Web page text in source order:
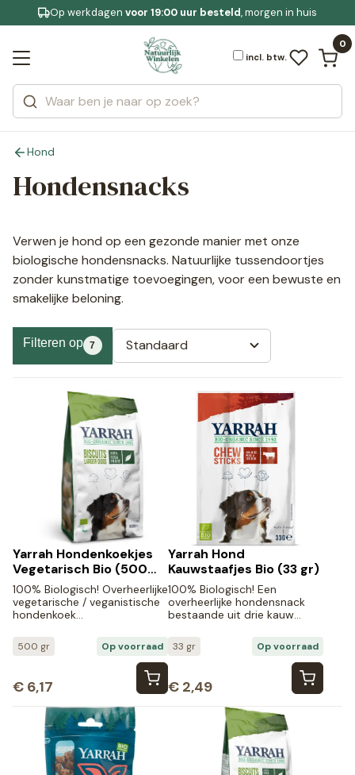
Jouw bewuste leefstijl
Op werkdagenvoor 19:00 uur besteld, morgen in huis
Gratis bezorgingvanaf € 59,99
incl. btw.
0
Zoeken
Categorieën
Merken
Bekijk alle resultaten
Hond
Hondensnacks
Verwen je hond op een gezonde manier met onze
biologische hondensnacks. Natuurlijke tussendoortjes
zonder kunstmatige toevoegingen, voor een bewuste en
smakelijke beloning.
Filteren op 7 Standaard
Yarrah Hondenkoekjes
Vegetarisch Bio (500
gr)
100% Biologisch! Overheerlijke
vegetarische / veganistische
hondenkoek…
500 gr Op voorraad
€ 6,17
Yarrah Hond
Kauwstaafjes Bio (33 gr)
100% Biologisch! Een
overheerlijke hondensnack
bestaande uit drie kauw…
33 gr Op voorraad
€ 2,49